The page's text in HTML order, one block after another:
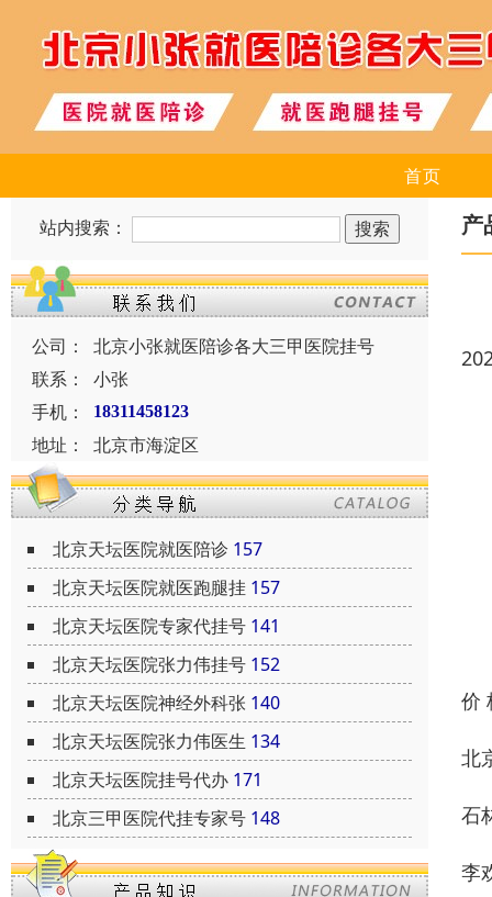
首页
站内搜索：
公司：
北京小张就医陪诊各大三甲医院挂号
联系：
小张
手机：
18311458123
地址： 北京市海淀区
北京天坛医院就医陪诊 157
北京天坛医院就医跑腿挂 157
北京天坛医院专家代挂号 141
北京天坛医院张力伟挂号 152
北京天坛医院神经外科张 140
北京天坛医院张力伟医生 134
北京天坛医院挂号代办 171
北京三甲医院代挂专家号 148
产
价
北
石
李